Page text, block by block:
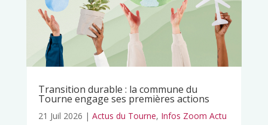
Transition durable : la commune du
Tourne engage ses premières actions
21 Juil 2026 | Actus du Tourne, Infos Zoom Actu